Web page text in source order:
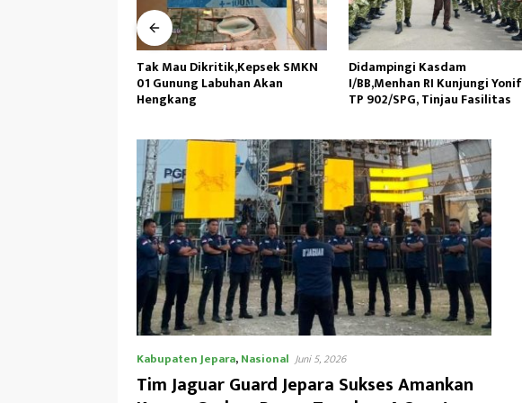
Didampingi Kasdam
I/BB,Menhan RI Kunjungi Yonif
TP 902/SPG, Tinjau Fasilitas
DKM Masjid Jami Nurul Hidayah
dan Pemdes Mekargading
Peringati Maulid Nabi
Kabupaten Jepara,Nasional Juni 5, 2026
Tim Jaguar Guard Jepara Sukses Amankan